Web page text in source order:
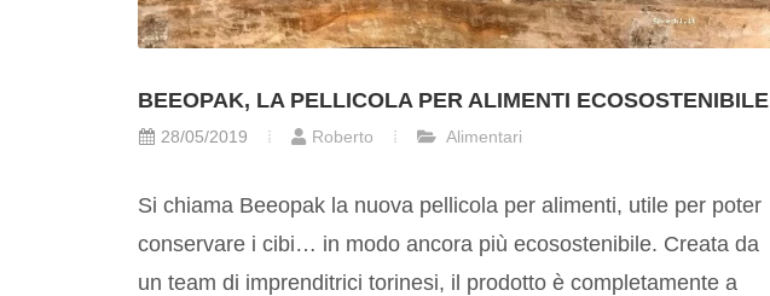
BEEOPAK, LA PELLICOLA PER ALIMENTI ECOSOSTENIBILE
28/05/2019 Roberto Alimentari
Si chiama Beeopak la nuova pellicola per alimenti, utile per poter
conservare i cibi… in modo ancora più ecosostenibile. Creata da
un team di imprenditrici torinesi, il prodotto è completamente a